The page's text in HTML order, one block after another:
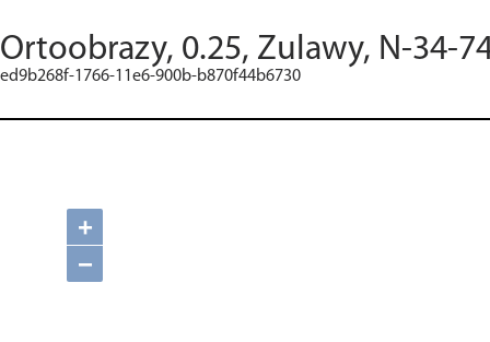
Ortoobrazy, 0.25, Zulawy, N-34-
ed9b268f-1766-11e6-900b-b870f44b6730
+
−